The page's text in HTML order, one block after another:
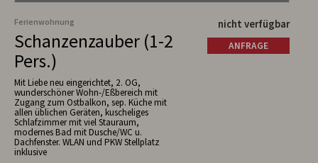
Ferienwohnung
Schanzenzauber (1-2
Pers.)
Mit Liebe neu eingerichtet, 2. OG,
wunderschöner Wohn-/Eßbereich mit
Zugang zum Ostbalkon, sep. Küche mit
allen üblichen Geräten, kuscheliges
Schlafzimmer mit viel Stauraum,
modernes Bad mit Dusche/WC u.
Dachfenster. WLAN und PKW Stellplatz
inklusive
nicht verfügbar
ANFRAGE